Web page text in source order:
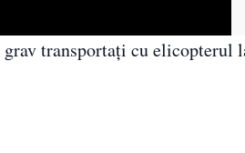
transportaţi cu elicopterul